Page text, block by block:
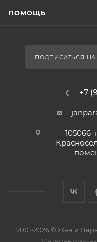
ПОМОЩЬ
ПОДПИСАТЬСЯ
+7
105066
2001-2026 © Жан и